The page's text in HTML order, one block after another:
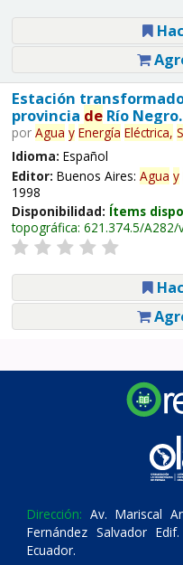
Estación
provincia deRío Negro.
por Agua y Energía Eléctrica,
Idioma: Español
Editor: Buenos Aires: Agua y
1998
Disponibilidad: Ítems
topográfica: 621.374.5/A282/
Dirección: Av. Mariscal
Fernández Salvador
Ecuador.